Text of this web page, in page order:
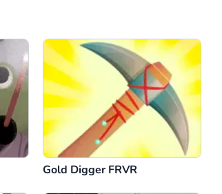
Коментар
Gold Digger FRVR